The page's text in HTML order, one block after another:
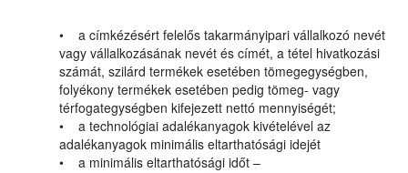
• a címkézésért felelős takarmányipari vállalkozó nevét
vagy vállalkozásának nevét és címét, a tétel hivatkozási
számát, szilárd termékek esetében tömegegységben,
folyékony termékek esetében pedig tömeg- vagy
térfogategységben kifejezett nettó mennyiségét;
• a technológiai adalékanyagok kivételével az
adalékanyagok minimális eltarthatósági idejét
• a minimális eltarthatósági időt –